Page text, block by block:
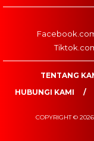
TENTANG
HUBUNGI KAMI
COPYRIGHT ©